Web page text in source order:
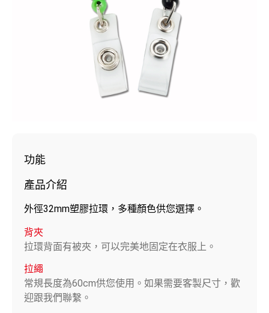
功能
產品介紹
外徑32mm塑膠拉環，多種顏色供您選擇。
背夾
拉環背面有被夾，可以完美地固定在衣服上。
拉繩
常規長度為60cm供您使用。如果需要客製尺寸，歡
迎跟我們聯繫。